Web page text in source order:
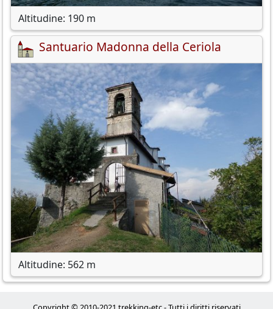
Altitudine: 190 m
Santuario Madonna della Ceriola
Altitudine: 562 m